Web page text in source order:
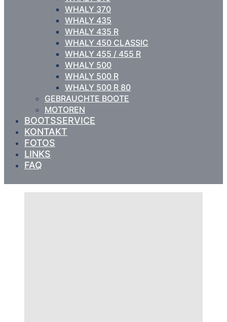
WHALY 370
WHALY 435
WHALY 435 R
WHALY 450 CLASSIC
WHALY 455 / 455 R
WHALY 500
WHALY 500 R
WHALY 500 R 80
GEBRAUCHTE BOOTE
MOTOREN
BOOTSSERVICE
KONTAKT
FOTOS
LINKS
FAQ